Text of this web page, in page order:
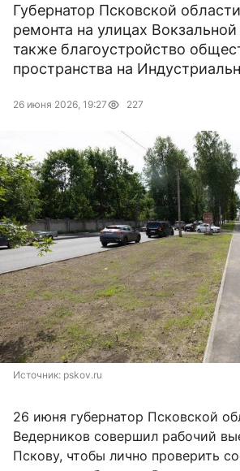
Губернатор Псковской
ремонта на улицах
также благоустройство
пространства на
26 июня 2026, 19:27 227
Источник: pskov.ru
26 июня губернатор Псковской
Ведерников совершил рабочий
Пскову, чтобы лично проверить